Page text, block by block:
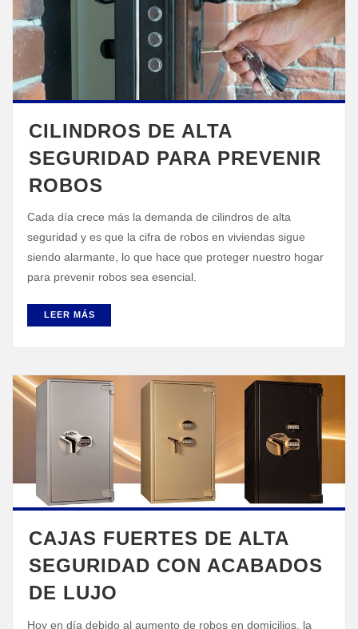
CILINDROS DE ALTA
SEGURIDAD PARA PREVENIR
ROBOS
Cada día crece más la demanda de cilindros de alta
seguridad y es que la cifra de robos en viviendas sigue
siendo alarmante, lo que hace que proteger nuestro hogar
para prevenir robos sea esencial.
LEER MÁS
CAJAS FUERTES DE ALTA
SEGURIDAD CON ACABADOS
DE LUJO
Hoy en día debido al aumento de robos en domicilios, la